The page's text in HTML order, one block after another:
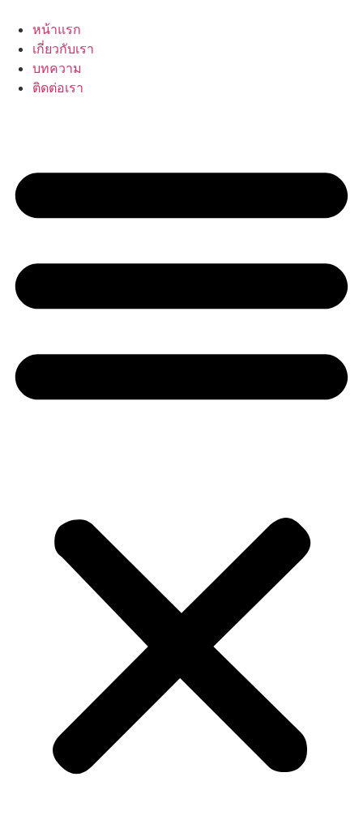
content
หน้าแรก
เกี่ยวกับเรา
บทความ
ติดต่อเรา